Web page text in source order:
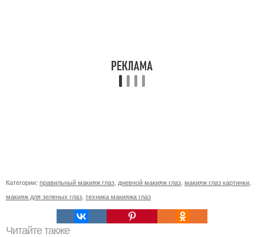
Категории: правильный макияж глаз дневной макияж глаз макияж глаз картинки
макияж для зеленых глаз техника макияжа глаз
Читайте также